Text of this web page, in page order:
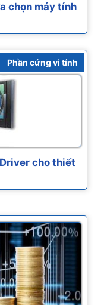
chọn máy tính
Phần cứng vi tính
cho thiết